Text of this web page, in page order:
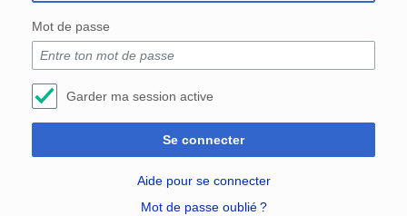
Mot de passe
Garder ma session active
Se connecter
Aide pour se connecter
Mot de passe oublié ?